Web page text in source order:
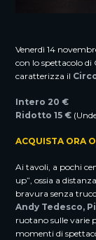
Venerdì 14
con lo spettacolo di
caratterizza il
Intero 20 €
Ridotto 15 €
ACQUISTA ORA
Ai tavoli, a pochi
up”, ossia a
bravura senza
Andy Tedesco,
ruotano sulle varie
momenti di